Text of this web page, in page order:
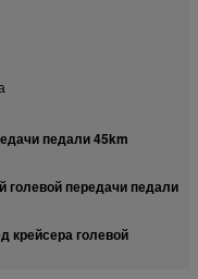
педали 45km
голевой передачи педали
крейсера голевой